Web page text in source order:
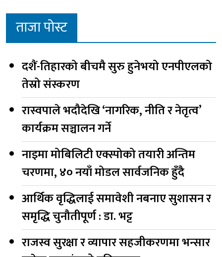
ताजा पोस्ट
दशैं-तिहारको बीचमै सुरु हुनेभयो एनपीएलको
तेस्रो संस्करण
रास्वपाले भदौदेखि ‘नागरिक, नीति र नेतृत्व’
कार्यक्रम सञ्चालन गर्ने
नाइमा मोबिलिटी एक्स्पोको तयारी अन्तिम
चरणमा, ४० नयाँ मोडल सार्वजनिक हुँदै
आर्थिक वृद्धिलाई समावेशी नबनाए सुशासन र
समृद्धि चुनौतीपूर्ण : डा. भट्ट
राजस्व सुरक्षा र व्यापार सहजीकरणमा भन्सार